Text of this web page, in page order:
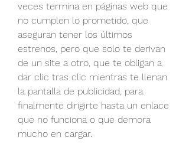
veces termina en páginas web que
no cumplen lo prometido, que
aseguran tener los últimos
estrenos, pero que solo te derivan
de un site a otro, que te obligan a
dar clic tras clic mientras te llenan
la pantalla de publicidad, para
finalmente dirigirte hasta un enlace
que no funciona o que demora
mucho en cargar.